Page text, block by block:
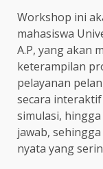
Workshop ini
mahasiswa
A.P, yang akan
keterampilan
pelayanan
secara
simulasi,
jawab,
nyata yang